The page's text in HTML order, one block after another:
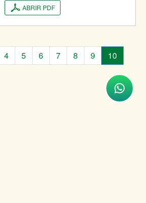
ABRIR PDF
4 5 6 7 8 9
10